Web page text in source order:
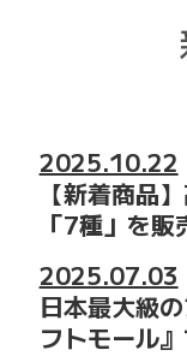
2025.10.22
【新着商品
「7種」を販
2025.07.03
日本最大級
フトモール